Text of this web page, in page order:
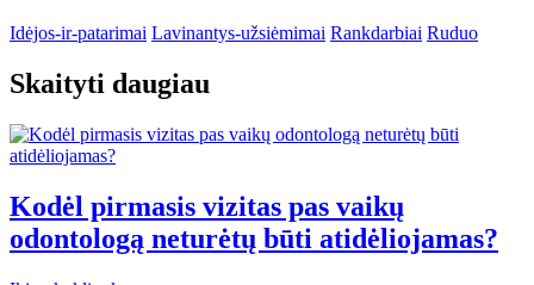
Idėjos-ir-patarimai Lavinantys-užsiėmimai Rankdarbiai Ruduo
Skaityti daugiau
Kodėl pirmasis vizitas pas vaikų
odontologą neturėtų būti atidėliojamas?